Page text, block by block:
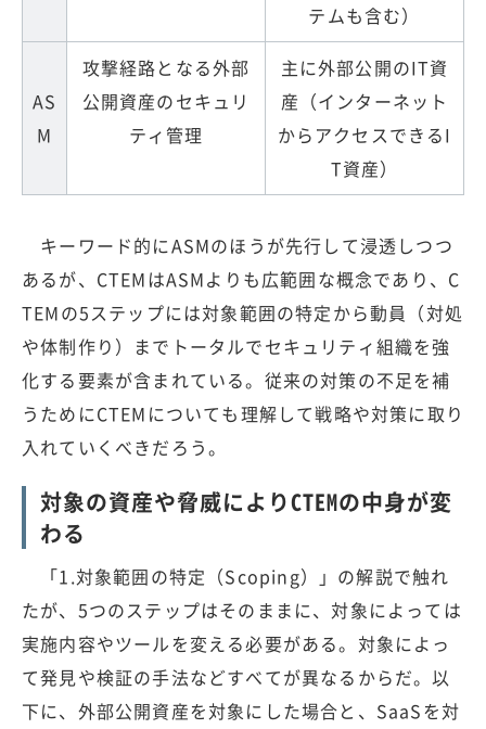
テムも含む）
AS
M
攻撃経路となる外部
公開資産のセキュリ
ティ管理
主に外部公開のIT資
産（インターネット
からアクセスできるI
T資産）
キーワード的にASMのほうが先行して浸透しつつ
あるが、CTEMはASMよりも広範囲な概念であり、C
TEMの5ステップには対象範囲の特定から動員（対処
や体制作り）までトータルでセキュリティ組織を強
化する要素が含まれている。従来の対策の不足を補
うためにCTEMについても理解して戦略や対策に取り
入れていくべきだろう。
対象の資産や脅威によりCTEMの中身が変
わる
「1.対象範囲の特定（Scoping）」の解説で触れ
たが、5つのステップはそのままに、対象によっては
実施内容やツールを変える必要がある。対象によっ
て発見や検証の手法などすべてが異なるからだ。以
下に、外部公開資産を対象にした場合と、SaaSを対